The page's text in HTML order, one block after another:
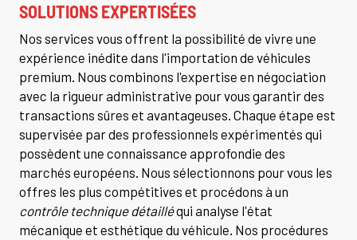
SOLUTIONS EXPERTISÉES
Nos services vous offrent la possibilité de vivre une
expérience inédite dans l'importation de véhicules
premium. Nous combinons l'expertise en négociation
avec la rigueur administrative pour vous garantir des
transactions sûres et avantageuses. Chaque étape est
supervisée par des professionnels expérimentés qui
possèdent une connaissance approfondie des
marchés européens. Nous sélectionnons pour vous les
offres les plus compétitives et procédons à un
contrôle technique détailléqui analyse l'état
mécanique et esthétique du véhicule. Nos procédures